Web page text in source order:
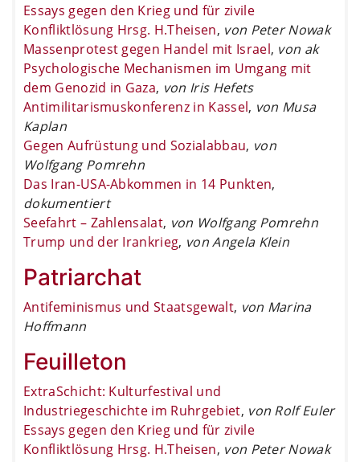
Essays gegen den Krieg und für zivile
Konfliktlösung Hrsg. H.Theisen, von Peter Nowak
Massenprotest gegen Handel mit Israel, von ak
Psychologische Mechanismen im Umgang mit
dem Genozid in Gaza, von Iris Hefets
Antimilitarismuskonferenz in Kassel, von Musa
Kaplan
Gegen Aufrüstung und Sozialabbau, von
Wolfgang Pomrehn
Das Iran-USA-Abkommen in 14 Punkten,
dokumentiert
Seefahrt – Zahlensalat, von Wolfgang Pomrehn
Trump und der Irankrieg, von Angela Klein
Patriarchat
Antifeminismus und Staatsgewalt, von Marina
Hoffmann
Feuilleton
ExtraSchicht: Kulturfestival und
Industriegeschichte im Ruhrgebiet, von Rolf Euler
Essays gegen den Krieg und für zivile
Konfliktlösung Hrsg. H.Theisen, von Peter Nowak